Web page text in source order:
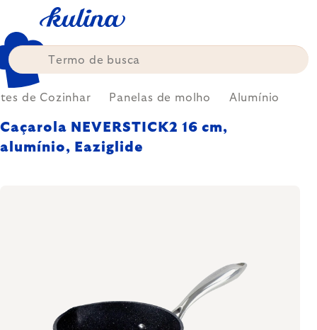
content
de Cozinhar Panelas de molho Alumínio
Caçarola NEVERSTICK2 16 cm,
alumínio, Eaziglide